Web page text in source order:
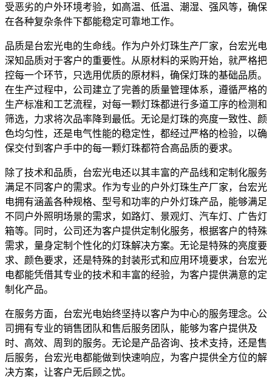
受恶劣的户外环境考验，如高温、低温、潮湿、强风等，确保
在各种复杂条件下都能稳定可靠地工作。
品质是台宏光电的生命线。作为户外灯珠生产厂家，台宏光电
深知品质对于客户的重要性。从原材料的采购开始，就严格把
控每一个环节，只选用优质的原材料，确保灯珠的基础品质。
在生产过程中，公司建立了完善的质量管理体系，遵循严格的
生产标准和工艺流程，对每一颗灯珠都进行多道工序的检测和
筛选，力求将次品率降到最低。无论是灯珠的亮度一致性、颜
色均匀性，还是电气性能的稳定性，都经过严格的检验，以确
保交付到客户手中的每一颗灯珠都符合高品质的要求。
除了技术和品质，台宏光电还以其丰富的产品线和定制化服务
满足不同客户的需求。作为专业的户外灯珠生产厂家，台宏光
电拥有涵盖各种规格、型号和功率的户外灯珠产品，能够满足
不同户外照明场景的需求，如路灯、景观灯、汽车灯、广告灯
箱等。同时，公司还为客户提供定制化服务，根据客户的特殊
需求，量身定制个性化的灯珠解决方案。无论是特殊的亮度要
求、颜色要求，还是特殊的封装形式和应用环境要求，台宏光
电都能凭借其专业的技术和丰富的经验，为客户提供满意的定
制化产品。
在服务方面，台宏光电始终坚持以客户为中心的服务理念。公
司拥有专业的销售团队和售后服务团队，能够为客户提供及
时、高效、周到的服务。无论是产品咨询、技术支持，还是售
后服务，台宏光电都能做到快速响应，为客户提供全方位的解
决方案，让客户无后顾之忧。